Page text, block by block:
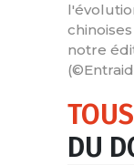
notre
DU